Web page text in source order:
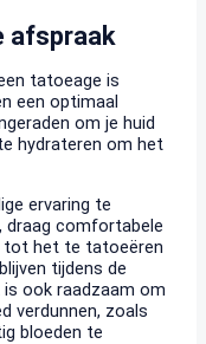
afspraak
tatoeage is
een optimaal
om je huid
hydrateren om het
ervaring te
draag comfortabele
tot het te tatoeëren
tijdens de
ook raadzaam om
verdunnen, zoals
bloeden te